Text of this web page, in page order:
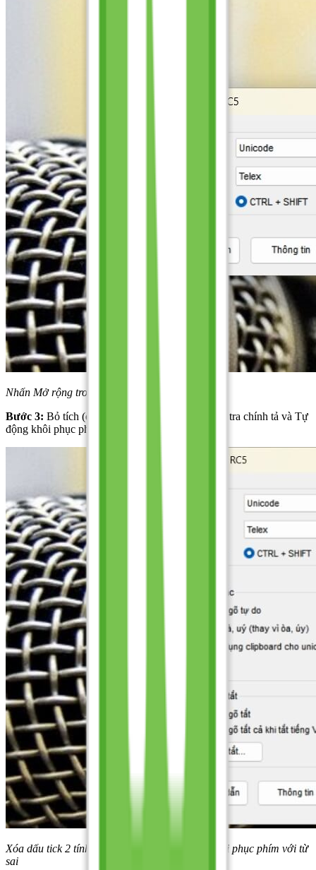
Nhấn Mở rộng trong bảng điều khiển
Bước 3: Bỏ tích (deselect) các tùy chọn Bật kiểm tra chính tả và Tự
động khôi phục phím với
Xóa dấu tick 2 tính năng kiểm tra chính tả và khôi phục phím với từ
sai